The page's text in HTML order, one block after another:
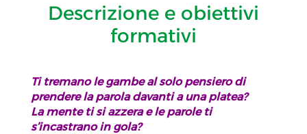
Descrizione e obiettivi
formativi
Ti tremano le gambe al solo pensiero di
prendere la parola davanti a una platea?
La mente ti si azzera e le parole ti
s’incastrano in gola?